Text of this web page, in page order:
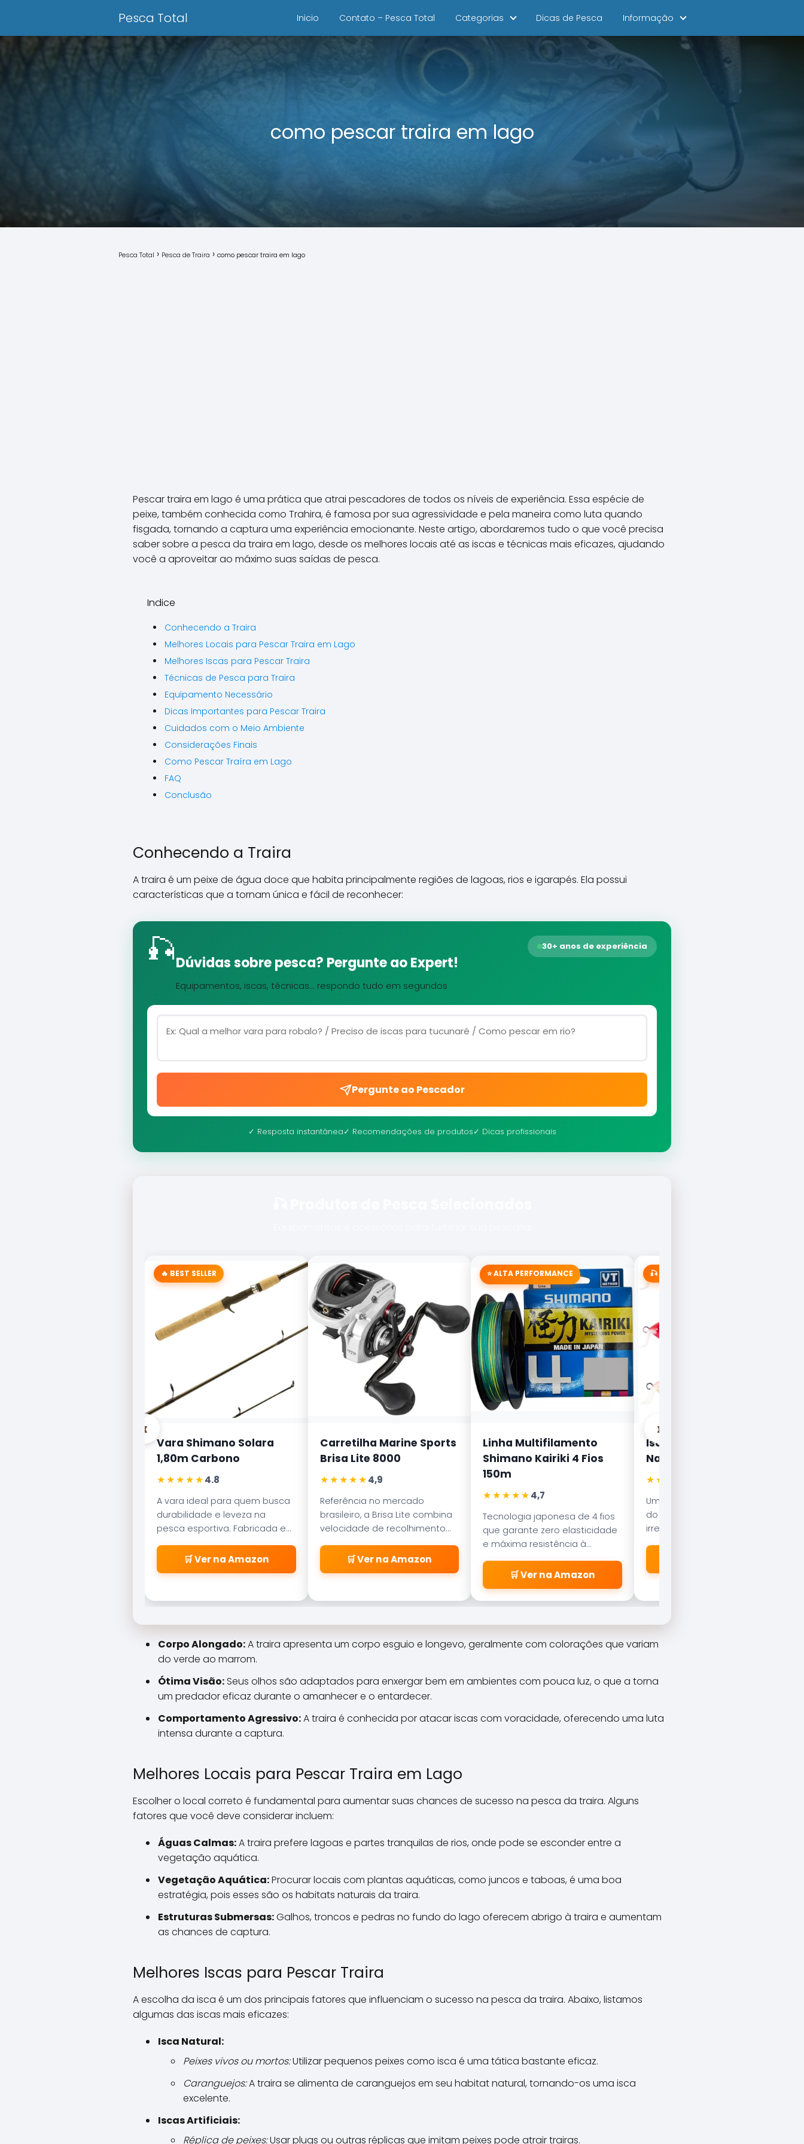
Pesca Total Inicio Contato – Pesca Total Categorias Dicas de Pesca Informação
como pescar traira em lago
Pesca Total Pesca de Traira como pescar traira em lago
Pescar traira em lago é uma prática que atrai pescadores de todos os níveis de experiência. Essa espécie de
peixe, também conhecida como Trahira, é famosa por sua agressividade e pela maneira como luta quando
fisgada, tornando a captura uma experiência emocionante. Neste artigo, abordaremos tudo o que você precisa
saber sobre a pesca da traira em lago, desde os melhores locais até as iscas e técnicas mais eficazes, ajudando
você a aproveitar ao máximo suas saídas de pesca.
Indice
Conhecendo a Traira
Melhores Locais para Pescar Traira em Lago
Melhores Iscas para Pescar Traira
Técnicas de Pesca para Traira
Equipamento Necessário
Dicas Importantes para Pescar Traira
Cuidados com o Meio Ambiente
Considerações Finais
Como Pescar Traíra em Lago
FAQ
Conclusão
Conhecendo a Traira
A traira é um peixe de água doce que habita principalmente regiões de lagoas, rios e igarapés. Ela possui
características que a tornam única e fácil de reconhecer:
🎣Dúvidas sobre pesca? Pergunte ao Expert!
Equipamentos, iscas, técnicas... respondo tudo em segundos
30+ anos de experiência
Pergunte ao Pescador
✓ Resposta instantânea✓ Recomendações de produtos✓ Dicas profissionais
‹
🔥 BEST SELLER
Vara Shimano Solara
1,80m Carbono
★★★★★4.8
A vara ideal para quem busca
durabilidade e leveza na
pesca esportiva. Fabricada em
carbono aeroglass, oferece
sensibilidade incrível para
fisgadas precisas.
🛒 Ver na Amazon
Carretilha Marine Sports
Brisa Lite 8000
★★★★★4,9
Referência no mercado
brasileiro, a Brisa Lite combina
velocidade de recolhimento
com um sistema de freio
magnético que evita as
famosas
\\\\\\\\\\\\\\\\\\\\\\\\\
\\\\\\\\\\\\\\\\\\\\\\\\\
\\"cabeleiras\\\\\\\\\\\\\\
\\\\\\\\\\\\\\\\\\\\\\\\\
\\\\\\\\\\\\\\\\\\\\\\\\\
\\\\\\\\\\\\\".
🛒 Ver na Amazon
⭐ ALTA PERFORMANCE
Linha Multifilamento
Shimano Kairiki 4 Fios
150m
★★★★★4,7
Tecnologia japonesa de 4 fios
que garante zero elasticidade
e máxima resistência à
abrasão. Desliza suavemente
pelos passadores.
🛒 Ver na Amazon
🎣 MAIS VENDIDA
Isca Artificial Nelson
Nakamura Curisco 70
★★★★★
Uma das iscas mais famosas
do Brasil. Com nado errático, é
irresistível para o Tucunaré e o
Robalo. Essencial em qualquer
›
Corpo Alongado:A traira apresenta um corpo esguio e longevo, geralmente com colorações que variam
do verde ao marrom.
Ótima Visão:Seus olhos são adaptados para enxergar bem em ambientes com pouca luz, o que a torna
um predador eficaz durante o amanhecer e o entardecer.
Comportamento Agressivo:A traira é conhecida por atacar iscas com voracidade, oferecendo uma luta
intensa durante a captura.
Melhores Locais para Pescar Traira em Lago
Escolher o local correto é fundamental para aumentar suas chances de sucesso na pesca da traira. Alguns
fatores que você deve considerar incluem:
Águas Calmas:A traira prefere lagoas e partes tranquilas de rios, onde pode se esconder entre a
vegetação aquática.
Vegetação Aquática:Procurar locais com plantas aquáticas, como juncos e taboas, é uma boa
estratégia, pois esses são os habitats naturais da traira.
Estruturas Submersas:Galhos, troncos e pedras no fundo do lago oferecem abrigo à traira e aumentam
as chances de captura.
Melhores Iscas para Pescar Traira
A escolha da isca é um dos principais fatores que influenciam o sucesso na pesca da traira. Abaixo, listamos
algumas das iscas mais eficazes:
Isca Natural:
Peixes vivos ou mortos:Utilizar pequenos peixes como isca é uma tática bastante eficaz.
Caranguejos:A traira se alimenta de caranguejos em seu habitat natural, tornando-os uma isca
excelente.
Iscas Artificiais:
Réplica de peixes:Usar plugs ou outras réplicas que imitam peixes pode atrair trairas.